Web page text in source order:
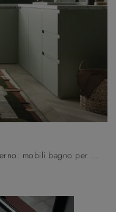
Scopri di più sull'arredo bagno moderno: mobili bagno per lavanderia in melaminico come il modello Bolle J 07 di Arbi ti aspettano.